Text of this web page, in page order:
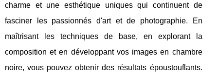
charme et une esthétique uniques qui continuent de
fasciner les passionnés d'art et de photographie. En
maîtrisant les techniques de base, en explorant la
composition et en développant vos images en chambre
noire, vous pouvez obtenir des résultats époustouflants.